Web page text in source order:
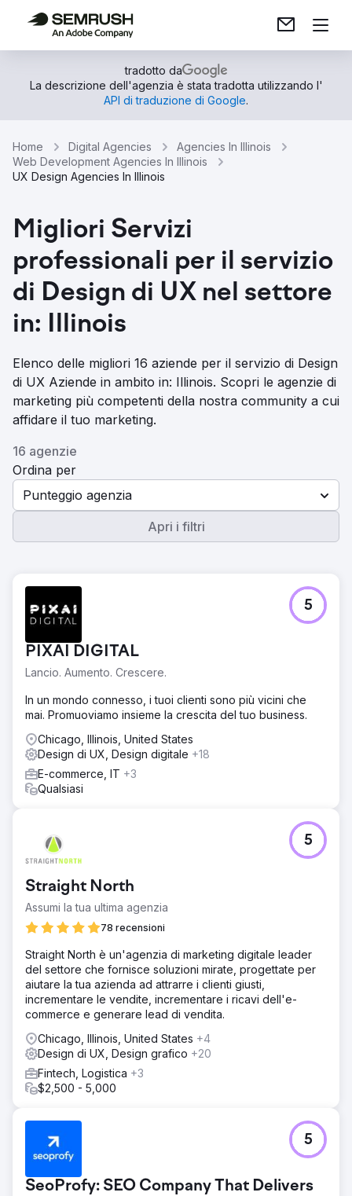
tradotto da
La descrizione dell'agenzia è stata tradotta utilizzando l'
API di traduzione di Google.
Home Digital Agencies
Agencies In Illinois
Web Development Agencies In Illinois
UX Design Agencies In Illinois
Migliori Servizi
professionali per il servizio
di Design di UX nel settore
in: Illinois
Elenco delle migliori 16 aziende per il servizio di Design
di UX Aziende in ambito in: Illinois. Scopri le agenzie di
marketing più competenti della nostra community a cui
affidare il tuo marketing.
16 agenzie
Ordina per
Punteggio agenzia
Apri i filtri
PIXAI DIGITAL
Lancio. Aumento. Crescere.
5
In un mondo connesso, i tuoi clienti sono più vicini che
mai. Promuoviamo insieme la crescita del tuo business.
Chicago, Illinois, United States
Design di UX, Design digitale +18
E-commerce, IT +3
Qualsiasi
Straight North
Assumi la tua ultima agenzia
78 recensioni
5
Straight North è un'agenzia di marketing digitale leader
del settore che fornisce soluzioni mirate, progettate per
aiutare la tua azienda ad attrarre i clienti giusti,
incrementare le vendite, incrementare i ricavi dell'e-
commerce e generare lead di vendita.
Chicago, Illinois, United States +4
Design di UX, Design grafico +20
Fintech, Logistica +3
$2,500 - 5,000
SeoProfy: SEO Company That Delivers
5